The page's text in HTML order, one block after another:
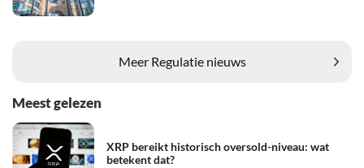
Meer Regulatie nieuws
Meest gelezen
XRP bereikt historisch oversold-niveau: wat
betekent dat?